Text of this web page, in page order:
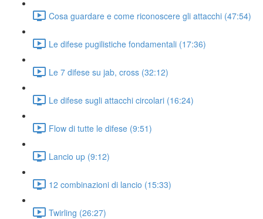
Cosa guardare e come riconoscere gli attacchi (47:54)
Le difese pugilistiche fondamentali (17:36)
Le 7 difese su jab, cross (32:12)
Le difese sugli attacchi circolari (16:24)
Flow di tutte le difese (9:51)
Lancio up (9:12)
12 combinazioni di lancio (15:33)
Twirling (26:27)